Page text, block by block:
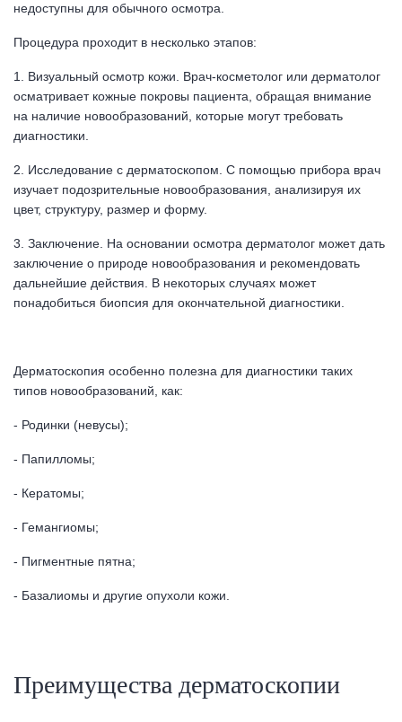
недоступны для обычного осмотра.
Процедура проходит в несколько этапов:
1. Визуальный осмотр кожи. Врач-косметолог или дерматолог
осматривает кожные покровы пациента, обращая внимание
на наличие новообразований, которые могут требовать
диагностики.
2. Исследование с дерматоскопом. С помощью прибора врач
изучает подозрительные новообразования, анализируя их
цвет, структуру, размер и форму.
3. Заключение. На основании осмотра дерматолог может дать
заключение о природе новообразования и рекомендовать
дальнейшие действия. В некоторых случаях может
понадобиться биопсия для окончательной диагностики.
Дерматоскопия особенно полезна для диагностики таких
типов новообразований, как:
- Родинки (невусы);
- Папилломы;
- Кератомы;
- Гемангиомы;
- Пигментные пятна;
- Базалиомы и другие опухоли кожи.
Преимущества дерматоскопии